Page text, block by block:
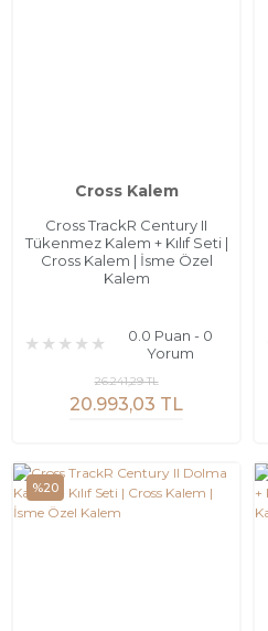
Cross Kalem
Cross TrackR Century II
Tükenmez Kalem + Kılıf Seti |
Cross Kalem | İsme Özel
Kalem
0.0 Puan - 0
Yorum
20.993,03 TL
26.241,29 TL
%20